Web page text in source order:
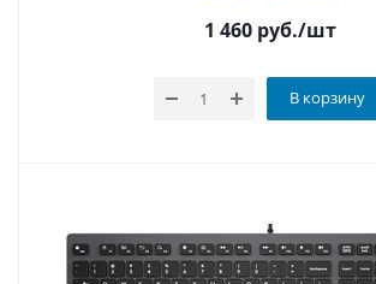
1 460 руб./шт
В корзину